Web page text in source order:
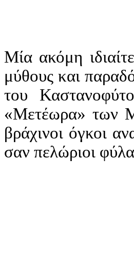
Μία ακόμη
μύθους και
του
«Μετέωρα» των
βράχινοι όγκοι
σαν πελώριοι